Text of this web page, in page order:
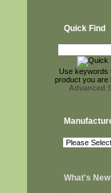
Quick Find
Use keywords
product you are
Advanced
What's